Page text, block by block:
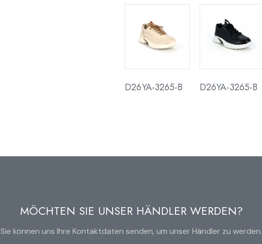
D26YA-3265-B D26YA-3265-B
MÖCHTEN SIE UNSER HÄNDLER WERDEN?
Sie können uns Ihre Kontaktdaten senden, um unser Händler zu werden.